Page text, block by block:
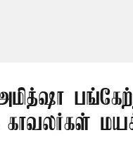
அமித்ஷா
காவலர்கள்